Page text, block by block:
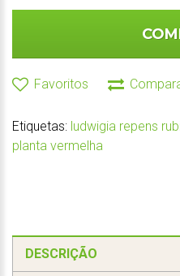
Favoritos
Etiquetas: ludwigia repens
planta vermelha
DESCRIÇÃO